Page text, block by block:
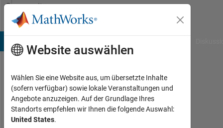
Weiter zum Inhalt
Community
Profile
Shubham
Aktiv
seit
2023
Website auswählen
Wählen Sie eine Website aus, um übersetzte Inhalte
(sofern verfügbar) sowie lokale Veranstaltungen und
Angebote anzuzeigen. Auf der Grundlage Ihres
Standorts empfehlen wir Ihnen die folgende Auswahl:
United States.